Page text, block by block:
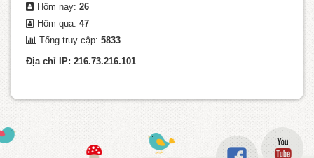
Hôm nay: 26
Hôm qua: 47
Tổng truy cập: 5833
Địa chỉ IP: 216.73.216.101